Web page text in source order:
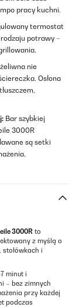
pracy kuchni.
termostat
potrawy –
nie
Osłona
Bar szybkiej
3000R
są setki
3000R to
z myślą o
i
minut i
– bez zimnych
przy każdej
podczas